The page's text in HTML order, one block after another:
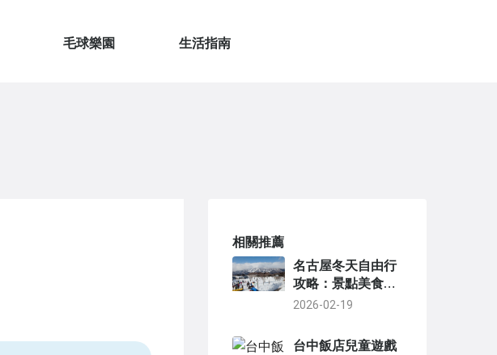
毛球樂園 生活指南
相關推薦
名古屋冬天自由行
攻略：景點美食行
程一次搞定
2026-02-19
台中飯店兒童遊戲